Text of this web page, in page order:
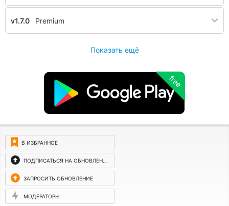
v1.7.0 Premium
Показать ещё
free
В ИЗБРАННОЕ
ПОДПИСАТЬСЯ НА ОБНОВЛЕНИЯ
ЗАПРОСИТЬ ОБНОВЛЕНИЕ
МОДЕРАТОРЫ